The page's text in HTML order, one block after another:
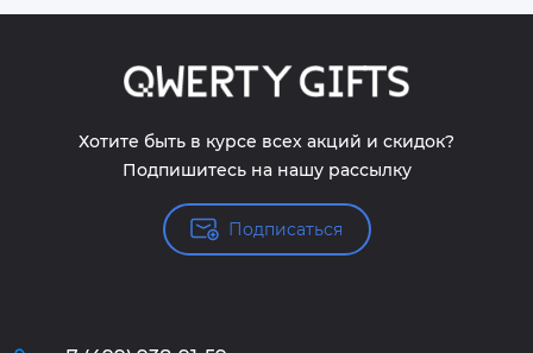
Хотите быть в курсе всех акций и скидок?
Подпишитесь на нашу рассылку
Подписаться